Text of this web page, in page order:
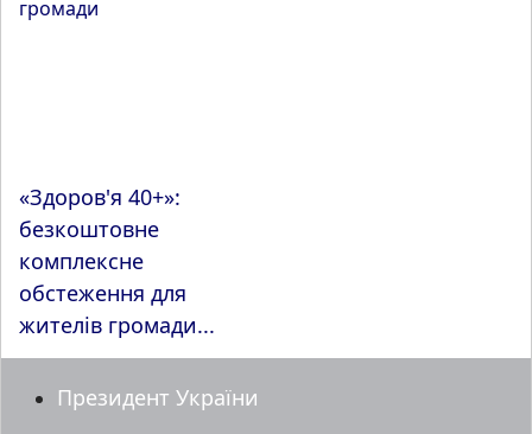
«Здоров'я 40+»:
безкоштовне
комплексне
обстеження для
жителів громади...
Президент України